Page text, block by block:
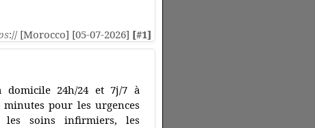
:// [Morocco] [05-07-2026] [#1]
domicile 24h/24 et 7j/7 à
minutes pour les urgences
les soins infirmiers, les